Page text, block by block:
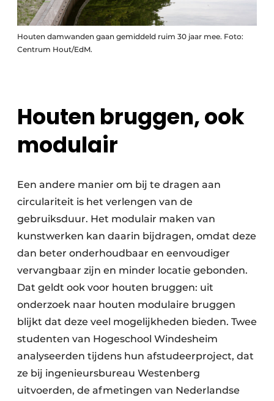
Houten damwanden gaan gemiddeld ruim 30 jaar mee. Foto:
Centrum Hout/EdM.
Houten bruggen, ook
modulair
Een andere manier om bij te dragen aan
circulariteit is het verlengen van de
gebruiksduur. Het modulair maken van
kunstwerken kan daarin bijdragen, omdat deze
dan beter onderhoudbaar en eenvoudiger
vervangbaar zijn en minder locatie gebonden.
Dat geldt ook voor houten bruggen: uit
onderzoek naar houten modulaire bruggen
blijkt dat deze veel mogelijkheden bieden. Twee
studenten van Hogeschool Windesheim
analyseerden tijdens hun afstudeerproject, dat
ze bij ingenieursbureau Westenberg
uitvoerden, de afmetingen van Nederlandse